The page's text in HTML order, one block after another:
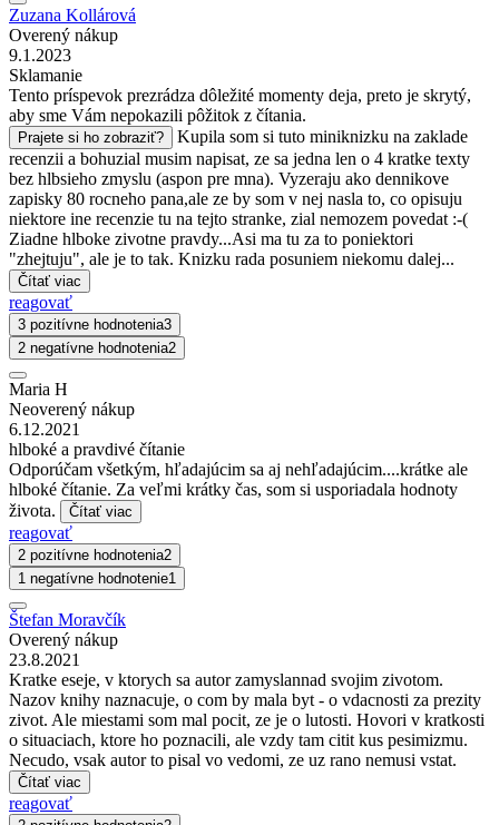
Zuzana Kollárová
Overený nákup
9.1.2023
Sklamanie
Tento príspevok prezrádza dôležité momenty deja, preto je skrytý,
aby sme Vám nepokazili pôžitok z čítania.
Prajete si ho zobraziť?
Kupila som si tuto miniknizku na zaklade
recenzii a bohuzial musim napisat, ze sa jedna len o 4 kratke texty
bez hlbsieho zmyslu (aspon pre mna). Vyzeraju ako dennikove
zapisky 80 rocneho pana,ale ze by som v nej nasla to, co opisuju
niektore ine recenzie tu na tejto stranke, zial nemozem povedat :-(
Ziadne hlboke zivotne pravdy...Asi ma tu za to poniektori
"zhejtuju", ale je to tak. Knizku rada posuniem niekomu dalej...
Čítať viac
reagovať
3 pozitívne hodnotenia3
2 negatívne hodnotenia2
Maria H
Neoverený nákup
6.12.2021
hlboké a pravdivé čítanie
Odporúčam všetkým, hľadajúcim sa aj nehľadajúcim....krátke ale
hlboké čítanie. Za veľmi krátky čas, som si usporiadala hodnoty
života.
Čítať viac
reagovať
2 pozitívne hodnotenia2
1 negatívne hodnotenie1
Štefan Moravčík
Overený nákup
23.8.2021
Kratke eseje, v ktorych sa autor zamyslannad svojim zivotom.
Nazov knihy naznacuje, o com by mala byt - o vdacnosti za prezity
zivot. Ale miestami som mal pocit, ze je o lutosti. Hovori v kratkosti
o situaciach, ktore ho poznacili, ale vzdy tam citit kus pesimizmu.
Necudo, vsak autor to pisal vo vedomi, ze uz rano nemusi vstat.
Čítať viac
reagovať